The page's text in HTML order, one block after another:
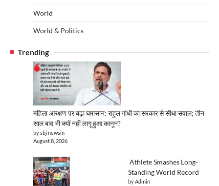
World
World & Politics
Trending
महिला आरक्षण पर बढ़ा घमासान: राहुल गांधी का सरकार से सीधा सवाल; तीन
साल बाद भी क्यों नहीं लागू हुआ कानून?
by sbj newsin
August 8, 2026
Athlete Smashes Long-
Standing World Record
by Admin